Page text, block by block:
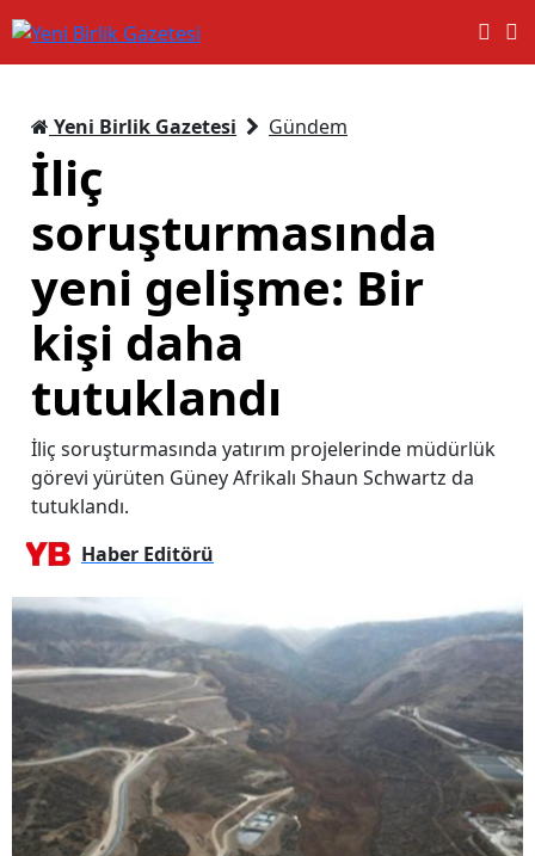
Yeni Birlik Gazetesi Gündem
İliç
soruşturmasında
yeni gelişme: Bir
kişi daha
tutuklandı
İliç soruşturmasında yatırım projelerinde müdürlük
görevi yürüten Güney Afrikalı Shaun Schwartz da
tutuklandı.
Haber Editörü